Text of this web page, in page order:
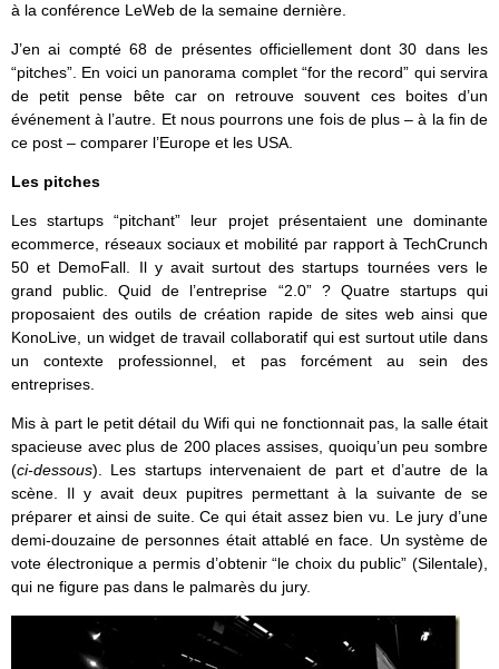
à la conférence LeWeb de la semaine dernière.
J’en ai compté 68 de présentes officiellement dont 30 dans les
“pitches”. En voici un panorama complet “for the record” qui servira
de petit pense bête car on retrouve souvent ces boites d’un
événement à l’autre. Et nous pourrons une fois de plus – à la fin de
ce post – comparer l’Europe et les USA.
Les pitches
Les startups “pitchant” leur projet présentaient une dominante
ecommerce, réseaux sociaux et mobilité par rapport à TechCrunch
50 et DemoFall. Il y avait surtout des startups tournées vers le
grand public. Quid de l’entreprise “2.0” ? Quatre startups qui
proposaient des outils de création rapide de sites web ainsi que
KonoLive, un widget de travail collaboratif qui est surtout utile dans
un contexte professionnel, et pas forcément au sein des
entreprises.
Mis à part le petit détail du Wifi qui ne fonctionnait pas, la salle était
spacieuse avec plus de 200 places assises, quoiqu’un peu sombre
(ci-dessous). Les startups intervenaient de part et d’autre de la
scène. Il y avait deux pupitres permettant à la suivante de se
préparer et ainsi de suite. Ce qui était assez bien vu. Le jury d’une
demi-douzaine de personnes était attablé en face. Un système de
vote électronique a permis d’obtenir “le choix du public” (Silentale),
qui ne figure pas dans le palmarès du jury.